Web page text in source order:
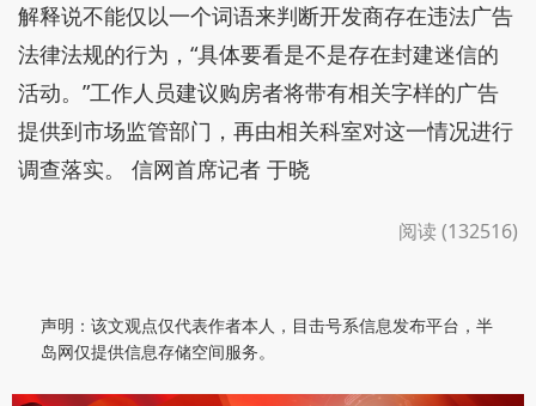
解释说不能仅以一个词语来判断开发商存在违法广告
法律法规的行为，“具体要看是不是存在封建迷信的
活动。”工作人员建议购房者将带有相关字样的广告
提供到市场监管部门，再由相关科室对这一情况进行
调查落实。 信网首席记者 于晓
阅读 (132516)
声明：该文观点仅代表作者本人，目击号系信息发布平台，半
岛网仅提供信息存储空间服务。